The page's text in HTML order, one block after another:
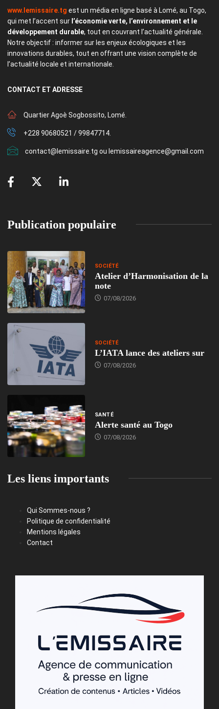
www.lemissaire.tg est un média en ligne basé à Lomé, au Togo,
qui met l’accent sur l’économie verte, l’environnement et le
développement durable, tout en couvrant l’actualité générale.
Notre objectif : informer sur les enjeux écologiques et les
innovations durables, tout en offrant une vision complète de
l’actualité locale et internationale.
CONTACT ET ADRESSE
Quartier Agoè Sogbossito, Lomé.
+228 90680521 / 99847714.
contact@lemissaire.tg ou lemissaireagence@gmail.com
Publication populaire
SOCIÉTÉ
Atelier d’Harmonisation de la
note
07/08/2026
SOCIÉTÉ
L’IATA lance des ateliers sur
07/08/2026
SANTÉ
Alerte santé au Togo
07/08/2026
Les liens importants
Qui Sommes-nous ?
Politique de confidentialité
Mentions légales
Contact